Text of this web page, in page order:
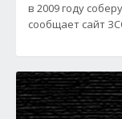
в 2009 году
сообщает сайт